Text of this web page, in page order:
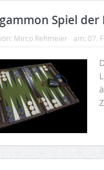
Spiel
Mirco Rehmeier am: 07.